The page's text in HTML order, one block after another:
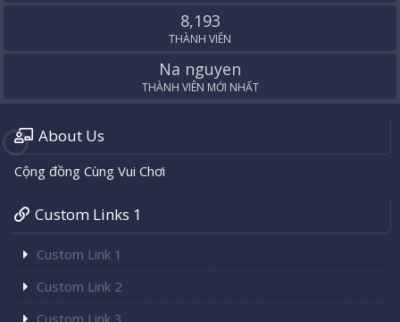
8,193
THÀNH VIÊN
Na nguyen
THÀNH VIÊN MỚI NHẤT
About Us
Cộng đồng Cùng Vui Chơi
Custom Links 1
Custom Link 1
Custom Link 2